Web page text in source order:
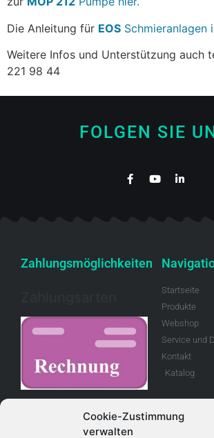
Cookie-Zustimmung
verwalten
Die Anleitung für EOS Schmieranlagen
Weitere Infos und Unterstützung auch
221 98 44
FOLGEN SIE
Zahlungsmöglichkeiten
Startseite
Produkte
Webshop
Service und
Kontakt
Katalog